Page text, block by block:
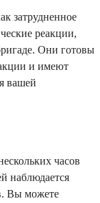
затрудненное
реакции,
Они готовы
и имеют
вашей
часов
наблюдается
Вы можете